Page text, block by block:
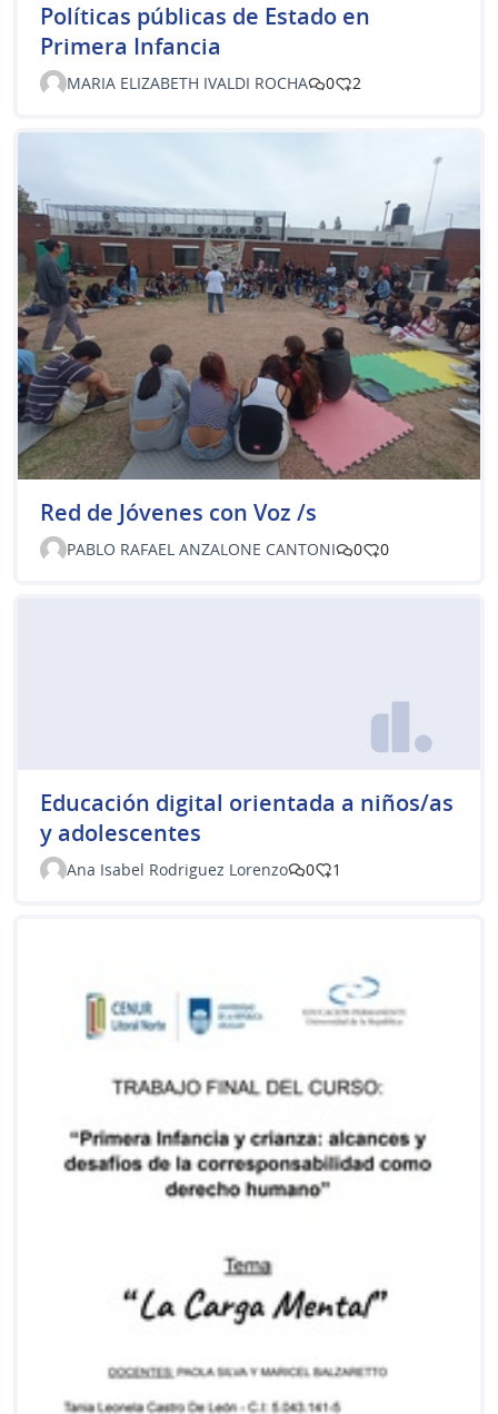
Políticas públicas de Estado en
Primera Infancia
MARIA ELIZABETH IVALDI ROCHA 0 2
Red de Jóvenes con Voz /s
PABLO RAFAEL ANZALONE CANTONI 0 0
Educación digital orientada a niños/as
y adolescentes
Ana Isabel Rodriguez Lorenzo 0 1